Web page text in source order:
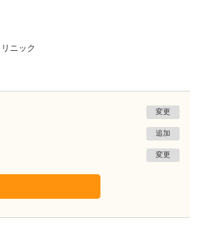
ニック
変更
追加
変更
鹿児島県鹿児島市